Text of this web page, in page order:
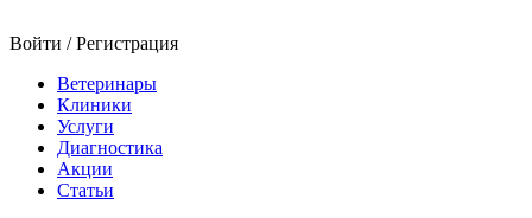
Войти / Регистрация
Ветеринары
Клиники
Услуги
Диагностика
Акции
Статьи